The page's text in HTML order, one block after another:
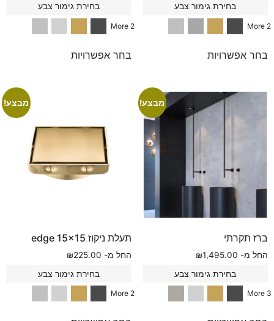
בחירת גימור צבע
2 More
בחר אפשרויות
בחירת גימור צבע
2 More
בחר אפשרויות
מבצע!
ברז תקרתי
החל מ- ₪1,495.00
בחירת גימור צבע
3 More
מבצע!
תעלת ניקוז edge 15×15
החל מ- ₪225.00
בחירת גימור צבע
2 More